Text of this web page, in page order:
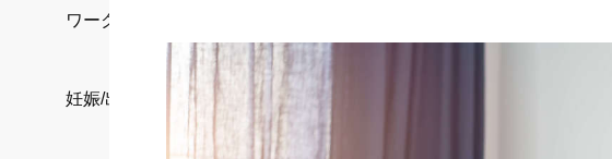
ワークスタイル
妊娠/出産/家族